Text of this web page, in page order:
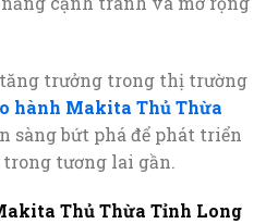
trưởng trong thị trường
hành Makita Thủ Thừa
sàng bứt phá để phát triển
tương lai gần.
Thủ Thừa Tỉnh Long